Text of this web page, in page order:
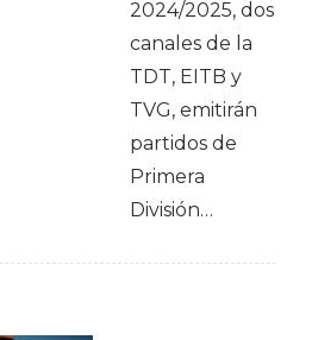
2024/2025, dos
canales de la
TDT, EITB y
TVG, emitirán
partidos de
Primera
División…